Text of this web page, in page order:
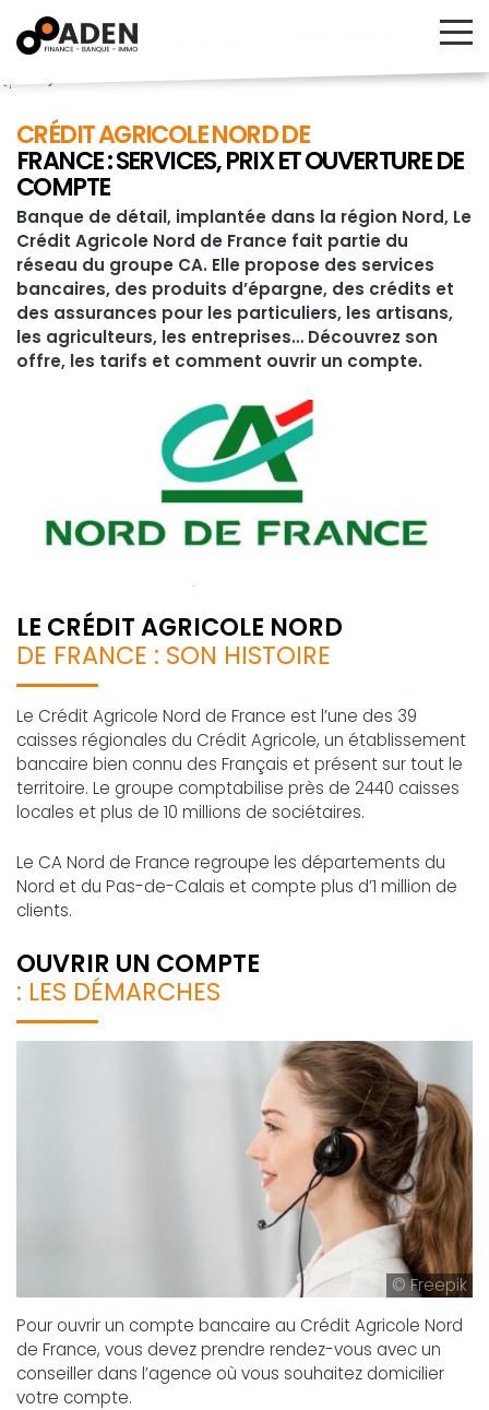
<!---->
CRÉDIT AGRICOLE NORD DE
FRANCE : SERVICES, PRIX ET OUVERTURE DE
COMPTE
Banque de détail, implantée dans la région Nord, Le
Crédit Agricole Nord de France fait partie du
réseau du groupe CA. Elle propose des services
bancaires, des produits d’épargne, des crédits et
des assurances pour les particuliers, les artisans,
les agriculteurs, les entreprises… Découvrez son
offre, les tarifs et comment ouvrir un compte.
LE CRÉDIT AGRICOLE NORD
DE FRANCE : SON HISTOIRE
Le Crédit Agricole Nord de France est l’une des 39
caisses régionales du Crédit Agricole, un établissement
bancaire bien connu des Français et présent sur tout le
territoire. Le groupe comptabilise près de 2440 caisses
locales et plus de 10 millions de sociétaires.
Le CA Nord de France regroupe les départements du
Nord et du Pas-de-Calais et compte plus d’1 million de
clients.
OUVRIR UN COMPTE
: LES DÉMARCHES
© Freepik
Pour ouvrir un compte bancaire au Crédit Agricole Nord
de France, vous devez prendre rendez-vous avec un
conseiller dans l’agence où vous souhaitez domicilier
votre compte.